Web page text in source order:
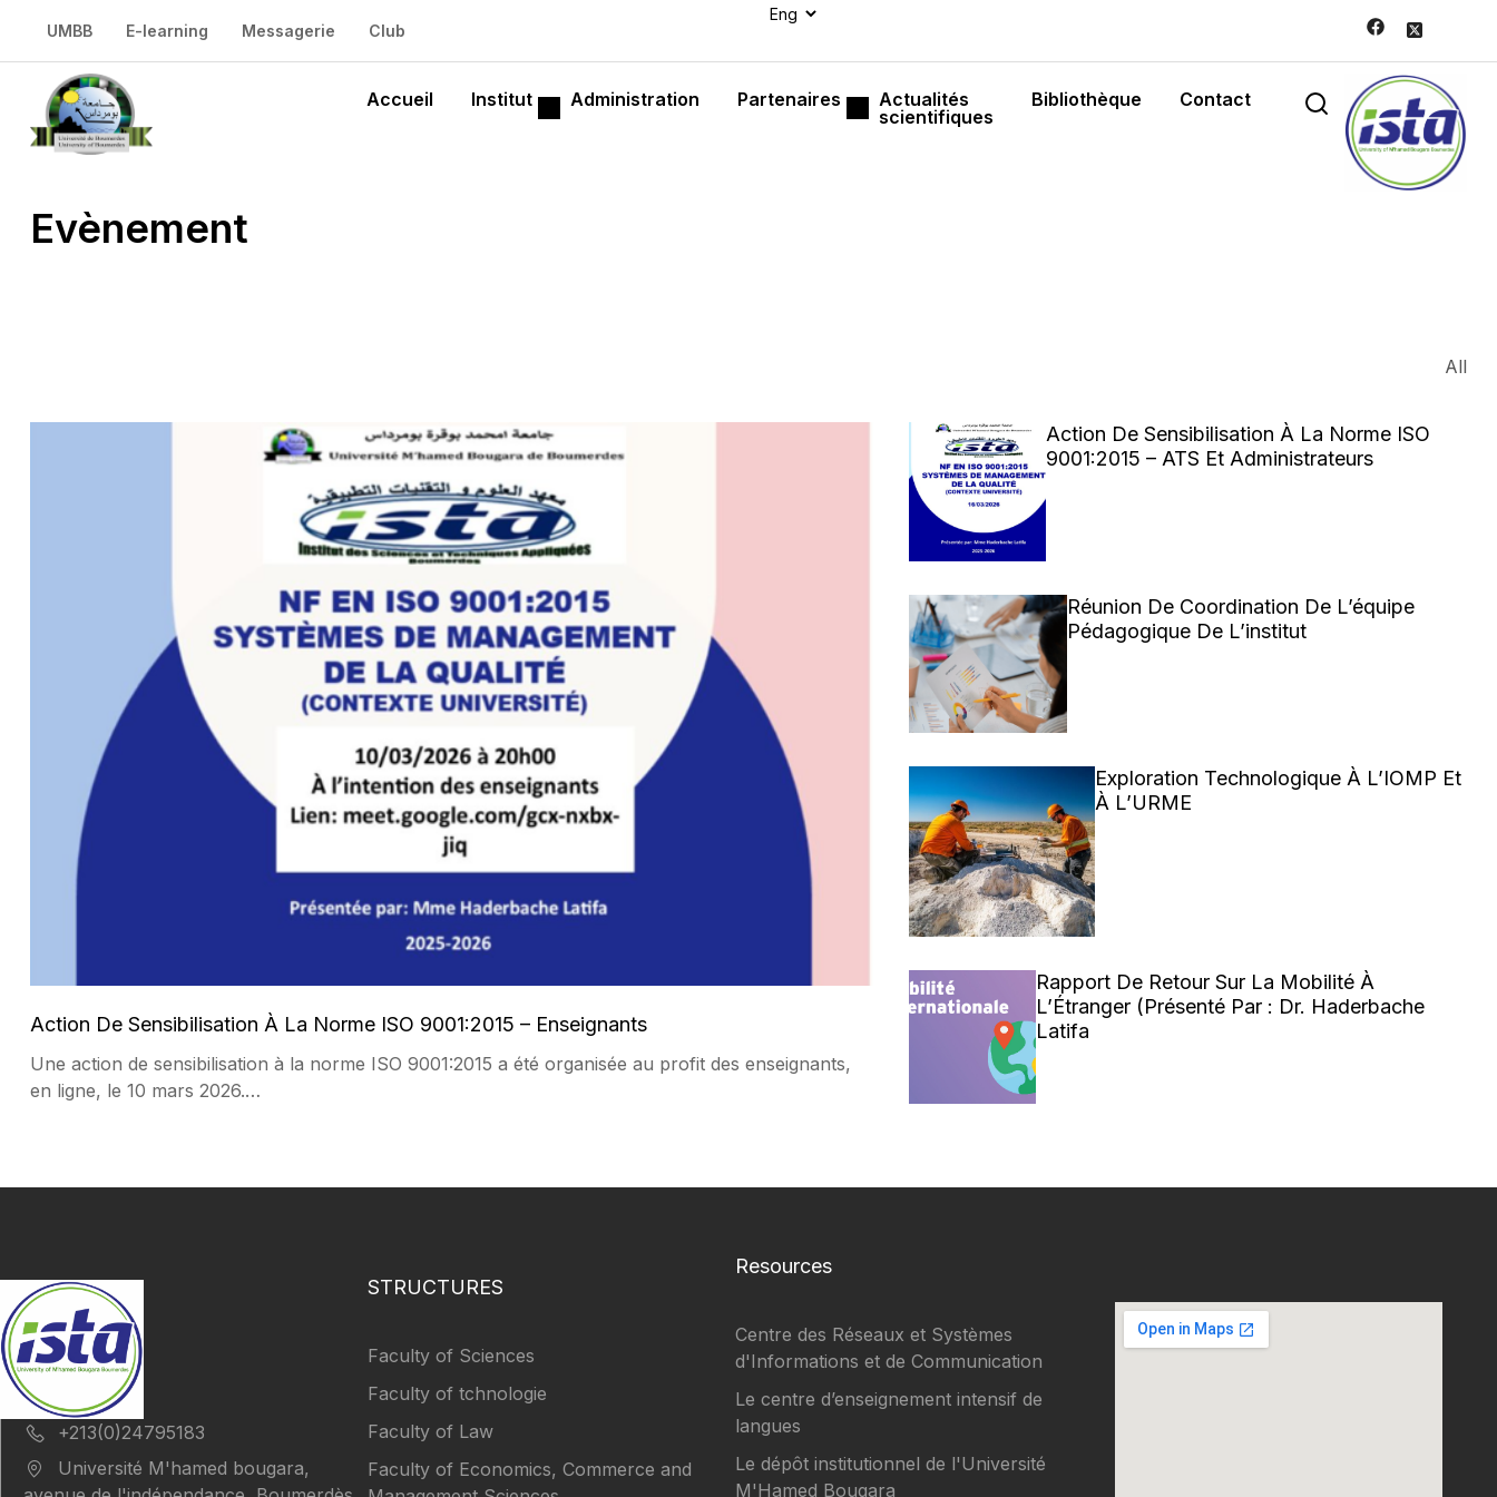
UMBB E-learning Messagerie Club
Accueil Institut Administration Partenaires
Actualités
scientifiques
Bibliothèque Contact
Evènement
All
Action De Sensibilisation À La Norme ISO 9001:2015 – Enseignants
Une action de sensibilisation à la norme ISO 9001:2015 a été organisée au profit des enseignants,
en ligne, le 10 mars 2026.…
Action De Sensibilisation À La Norme ISO
9001:2015 – ATS Et Administrateurs
Réunion De Coordination De L’équipe
Pédagogique De L’institut
Exploration Technologique À L’IOMP Et
À L’URME
Rapport De Retour Sur La Mobilité À
L’Étranger (Présenté Par : Dr. Haderbache
Latifa
+213(0)24795183
Université M'hamed bougara,
STRUCTURES
Faculty of Sciences
Faculty of tchnologie
Faculty of Law
Faculty of Economics, Commerce and
Resources
Centre des Réseaux et Systèmes
d'Informations et de Communication
Le centre d’enseignement intensif de
langues
Le dépôt institutionnel de l'Université
M'Hamed Bougara